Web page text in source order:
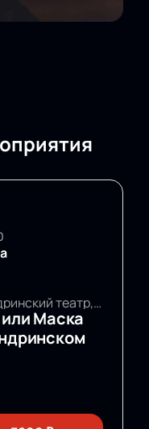
Санкт-Петербург, Александринский театр, Основная сцена
Маска